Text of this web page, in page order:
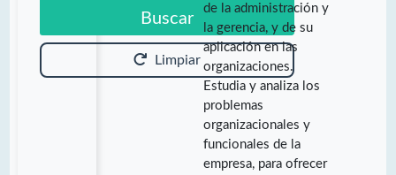
Buscar
Limpiar
de la administración y
la gerencia, y de su
aplicación en las
organizaciones.
Estudia y analiza los
problemas
organizacionales y
funcionales de la
empresa, para ofrecer